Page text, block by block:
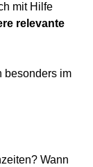
mit Hilfe
relevante
besonders im
Wann